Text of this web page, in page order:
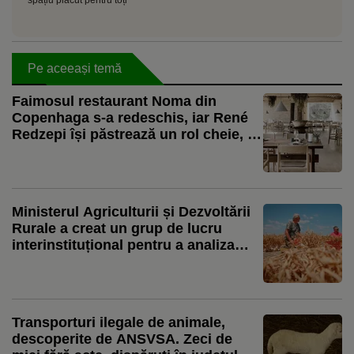
Pe aceeași temă
Faimosul restaurant Noma din
Copenhaga s-a redeschis, iar René
Redzepi își păstrează un rol cheie, în
Ministerul Agriculturii și Dezvoltării
Rurale a creat un grup de lucru
interinstituțional pentru a analiza
Transporturi ilegale de animale,
descoperite de ANSVSA. Zeci de